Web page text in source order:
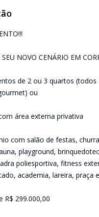
NOVO CENÁRIO EM
de 2 ou 3 quartos (todos
ou
área externa privativa
com salão de festas,
playground,
poliesportiva, fitness
academia, lareira, praça
R$ 299.000,00